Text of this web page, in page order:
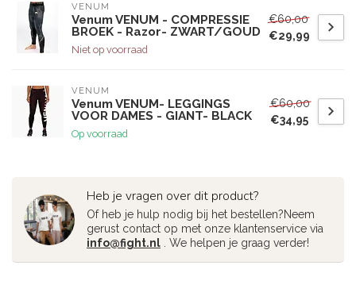
VENUM
Venum VENUM - COMPRESSIE
BROEK - Razor- ZWART/GOUD
Niet op voorraad
€60,00
€29,99
VENUM
Venum VENUM- LEGGINGS
VOOR DAMES - GIANT- BLACK
Op voorraad
€60,00
€34,95
Heb je vragen over dit product?
Of heb je hulp nodig bij het bestellen?Neem
gerust contact op met onze klantenservice via
info@fight.nl . We helpen je graag verder!